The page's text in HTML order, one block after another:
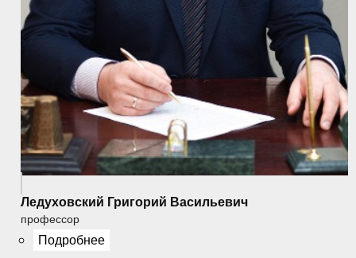
Ледуховский Григорий Васильевич
профессор
Подробнее